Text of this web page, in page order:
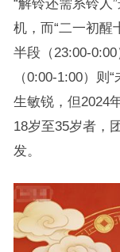
“解铃还需系铃人
机，而“二一初
半段（23:00-
（0:00-1:00）则
生敏锐，但2024
18岁至35岁者，
发。